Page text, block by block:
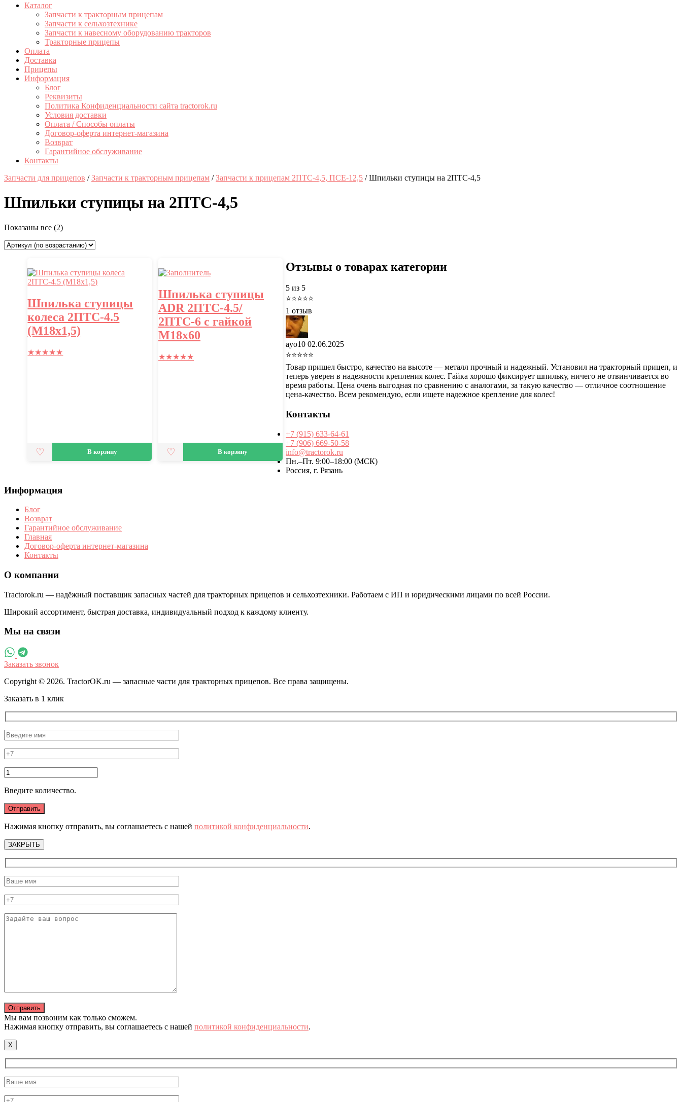
Каталог
Запчасти к тракторным прицепам
Запчасти к сельхозтехнике
Запчасти к навесному оборудованию тракторов
Тракторные прицепы
Оплата
Доставка
Прицепы
Информация
Блог
Реквизиты
Политика Конфиденциальности сайта tractorok.ru
Условия доставки
Оплата / Способы оплаты
Договор-оферта интернет-магазина
Возврат
Гарантийное обслуживание
Контакты
Запчасти для прицепов /Запчасти к тракторным прицепам /Запчасти к прицепам 2ПТС-4,5, ПСЕ-12,5 / Шпильки ступицы на 2ПТС-4,5
Шпильки ступицы на 2ПТС-4,5
Показаны все (2)
Шпилька ступицы
колеса 2ПТС-4.5
(М18х1,5)
★★★★★
В корзину
Шпилька ступицы
ADR 2ПТС-4.5/
2ПТС-6 с гайкой
М18х60
★★★★★
В корзину
Отзывы о товарах категории
5 из 5
⭐⭐⭐⭐⭐
1 отзыв
ayo10 02.06.2025
⭐⭐⭐⭐⭐
Товар пришел быстро, качество на высоте — металл прочный и надежный. Установил на тракторный прицеп, и
теперь уверен в надежности крепления колес. Гайка хорошо фиксирует шпильку, ничего не отвинчивается во
время работы. Цена очень выгодная по сравнению с аналогами, за такую качество — отличное соотношение
цена-качество. Всем рекомендую, если ищете надежное крепление для колес!
Контакты
+7 (915) 633-64-61
+7 (906) 669-50-58
info@tractorok.ru
Пн.–Пт. 9:00–18:00 (МСК)
Россия, г. Рязань
Информация
Блог
Возврат
Гарантийное обслуживание
Главная
Договор-оферта интернет-магазина
Контакты
О компании
Tractorok.ru — надёжный поставщик запасных частей для тракторных прицепов и сельхозтехники. Работаем с ИП и юридическими лицами по всей России.
Широкий ассортимент, быстрая доставка, индивидуальный подход к каждому клиенту.
Мы на связи
Заказать звонок
Copyright © 2026. TractorOK.ru — запасные части для тракторных прицепов. Все права защищены.
Заказать в 1 клик
Введите количество.
Нажимая кнопку отправить, вы соглашаетесь с нашей политикой конфиденциальности.
ЗАКРЫТЬ
Мы вам позвоним как только сможем.
Нажимая кнопку отправить, вы соглашаетесь с нашей политикой конфиденциальности.
X